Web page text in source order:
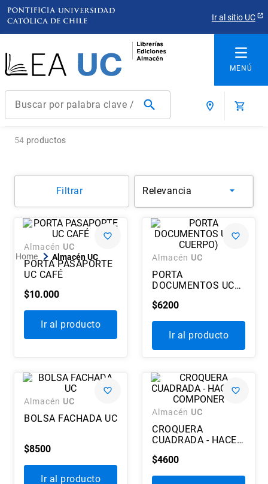
Ir al sitio UC
Buscar por palabra clave / título / autor / producto / ISBN
arquitectura
ediciones uc
6. historia chile
historia república chile
historia
10. arte
Almacén UC
54 productos
Filtrar Relevancia
Almacén UC
PORTA PASAPORTE
UC CAFÉ
$10.000
Ir al producto
Almacén UC
PORTA
DOCUMENTOS UC
$6200
Ir al producto
Almacén UC
BOLSA FACHADA UC
$8500
Ir al producto
Almacén UC
CROQUERA
CUADRADA - HACER
$4600